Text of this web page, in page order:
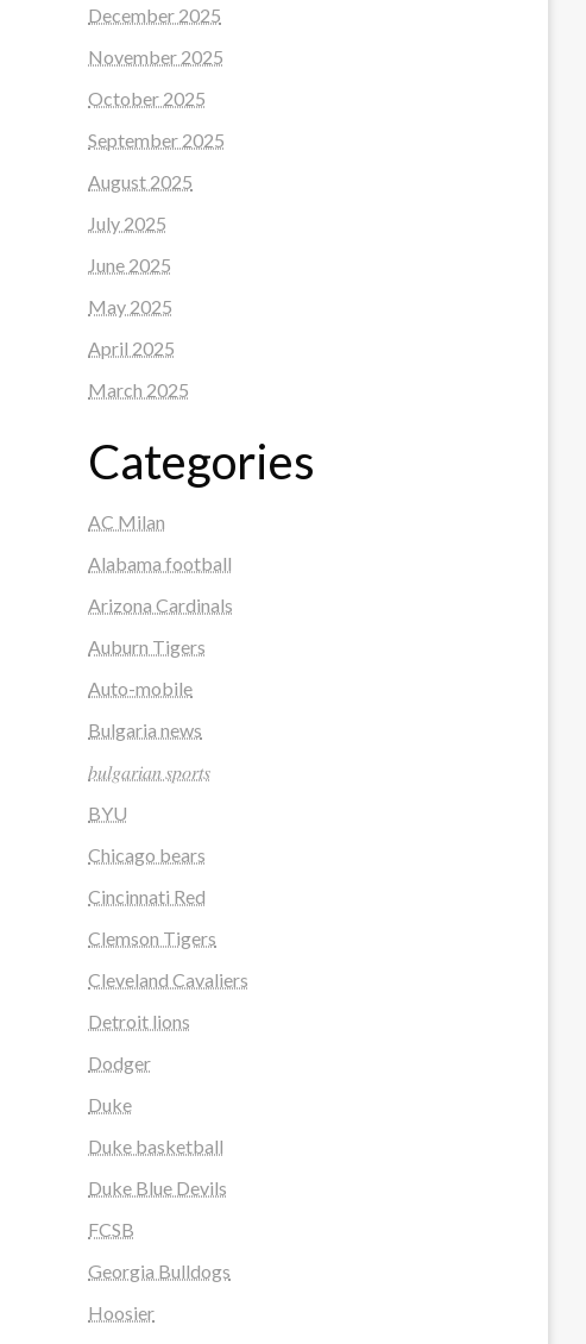
December 2025
November 2025
October 2025
September 2025
August 2025
July 2025
June 2025
May 2025
April 2025
March 2025
Categories
AC Milan
Alabama football
Arizona Cardinals
Auburn Tigers
Auto-mobile
Bulgaria news
𝑏𝑢𝑙𝑔𝑎𝑟𝑖𝑎𝑛 𝑠𝑝𝑜𝑟𝑡𝑠
BYU
Chicago bears
Cincinnati Red
Clemson Tigers
Cleveland Cavaliers
Detroit lions
Dodger
Duke
Duke basketball
Duke Blue Devils
FCSB
Georgia Bulldogs
Hoosier